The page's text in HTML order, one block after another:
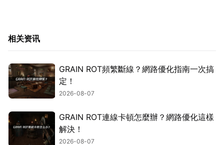
相关资讯
GRAIN ROT頻繁斷線？網路優化指南一次搞
定！
2026-08-07
GRAIN ROT連線卡頓怎麼辦？網路優化這樣
解決！
2026-08-07